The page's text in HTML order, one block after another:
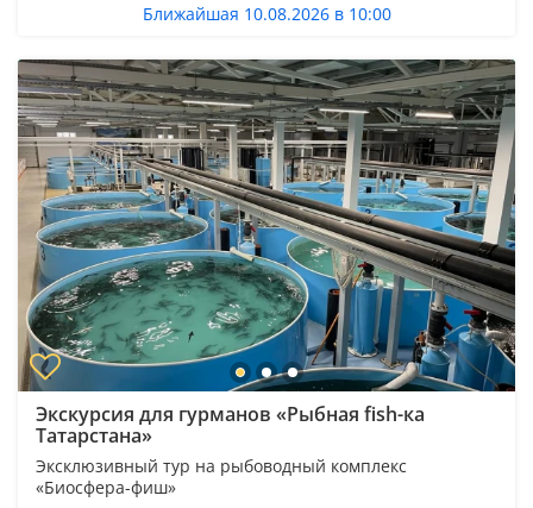
Ближайшая 10.08.2026 в 10:00
Экскурсия для гурманов «Рыбная fish-ка
Татарстана»
Эксклюзивный тур на рыбоводный комплекс
«Биосфера-фиш»